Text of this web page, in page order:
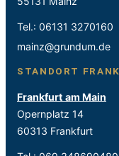
Tel.: 06131 3270160
mainz@grundum.de
STANDORT
Frankfurt am Main
Opernplatz 14
60313 Frankfurt